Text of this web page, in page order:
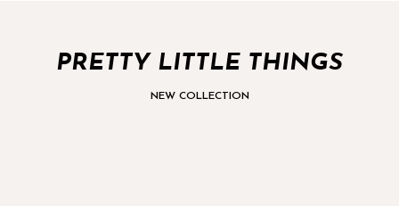
PRETTY LITTLE THINGS
NEW COLLECTION